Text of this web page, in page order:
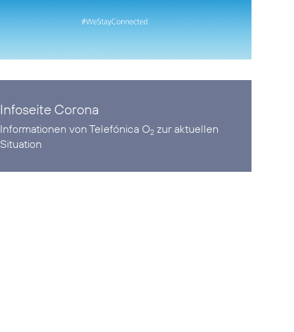
Infoseite Corona
Informationen von Telefónica O2 zur aktuellen
Situation